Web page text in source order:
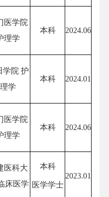
医学院
理学
本科 2024.06
学院 护
理学
本科 2024.01
医学院
理学
本科 2024.06
医科大
床医学
本科
医学学士
2023.01